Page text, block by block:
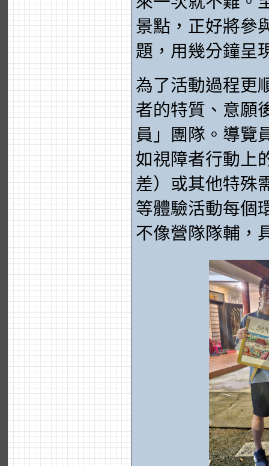
景點，正好將參
題，用幾分鐘呈
為了活動過程更
者的特質、意願
員」團隊。導覽
如視障者行動上
差）或其他特殊
等體驗活動每個
不像營隊隊輔，